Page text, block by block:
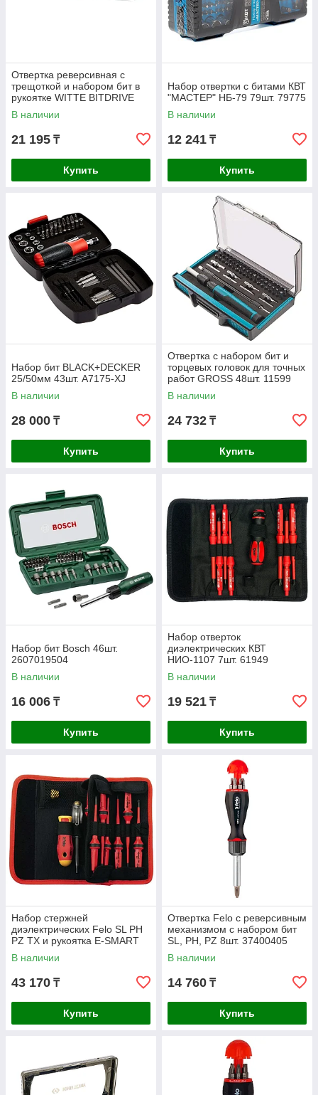
Отвертка реверсивная с
трещоткой и набором бит в
рукоятке WITTE BITDRIVE
Ratchet 468021000
В наличии
21 195 ₸
Купить
Набор отвертки с битами КВТ
"МАСТЕР" НБ-79 79шт. 79775
В наличии
12 241 ₸
Купить
Набор бит BLACK+DECKER
25/50мм 43шт. A7175-XJ
В наличии
28 000 ₸
Купить
Отвертка с набором бит и
торцевых головок для точных
работ GROSS 48шт. 11599
В наличии
24 732 ₸
Купить
Набор бит Bosch 46шт.
2607019504
В наличии
16 006 ₸
Купить
Набор отверток
диэлектрических КВТ
НИО-1107 7шт. 61949
В наличии
19 521 ₸
Купить
Набор стержней
диэлектрических Felo SL PH
PZ TX и рукоятка E-SMART
12шт. 06381204
В наличии
43 170 ₸
Купить
Отвертка Felo с реверсивным
механизмом с набором бит
SL, PH, PZ 8шт. 37400405
В наличии
14 760 ₸
Купить